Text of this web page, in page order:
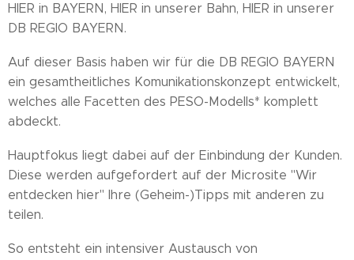
HIER in BAYERN, HIER in unserer Bahn, HIER in unserer
DB REGIO BAYERN.
Auf dieser Basis haben wir für die DB REGIO BAYERN
ein gesamtheitliches Komunikationskonzept entwickelt,
welches alle Facetten des PESO-Modells* komplett
abdeckt.
Hauptfokus liegt dabei auf der Einbindung der Kunden.
Diese werden aufgefordert auf der Microsite "Wir
entdecken hier" Ihre (Geheim-)Tipps mit anderen zu
teilen.
So entsteht ein intensiver Austausch von